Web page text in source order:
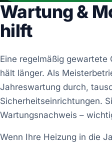
Wartung &
hilft
Eine regelmäßig
hält länger. Als
Jahreswartung durch,
Sicherheitseinrichtungen.
Wartungsnachweis –
Wenn Ihre Heizung in die